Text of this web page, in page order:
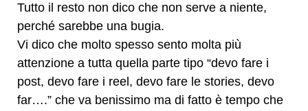
Tutto il resto non dico che non serve a niente,
perché sarebbe una bugia.
Vi dico che molto spesso sento molta più
attenzione a tutta quella parte tipo “devo fare i
post, devo fare i reel, devo fare le stories, devo
far….” che va benissimo ma di fatto è tempo che